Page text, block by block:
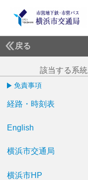
戻る
該当する系
免責事項
経路・時刻表
English
横浜市交通局
横浜市HP